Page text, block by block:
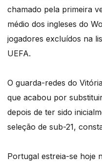
chamado pela primeira
médio dos ingleses do
jogadores excluídos na
UEFA.
O guarda-redes do
que acabou por
depois de ter sido
seleção de sub-21,
Portugal estreia-se hoje